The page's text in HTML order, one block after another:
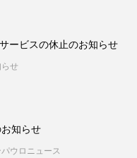
ービスの休止のお知らせ
せ
知らせ
ウロニュース